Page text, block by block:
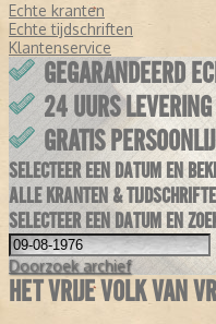
Echte kranten
Echte tijdschriften
Klantenservice
GEGARANDEERD
24 UURS
GRATIS
SELECTEER EEN DATUM EN
ALLE KRANTEN &
SELECTEER EEN DATUM EN
Doorzoek archief
HET VRIJE VOLK VAN